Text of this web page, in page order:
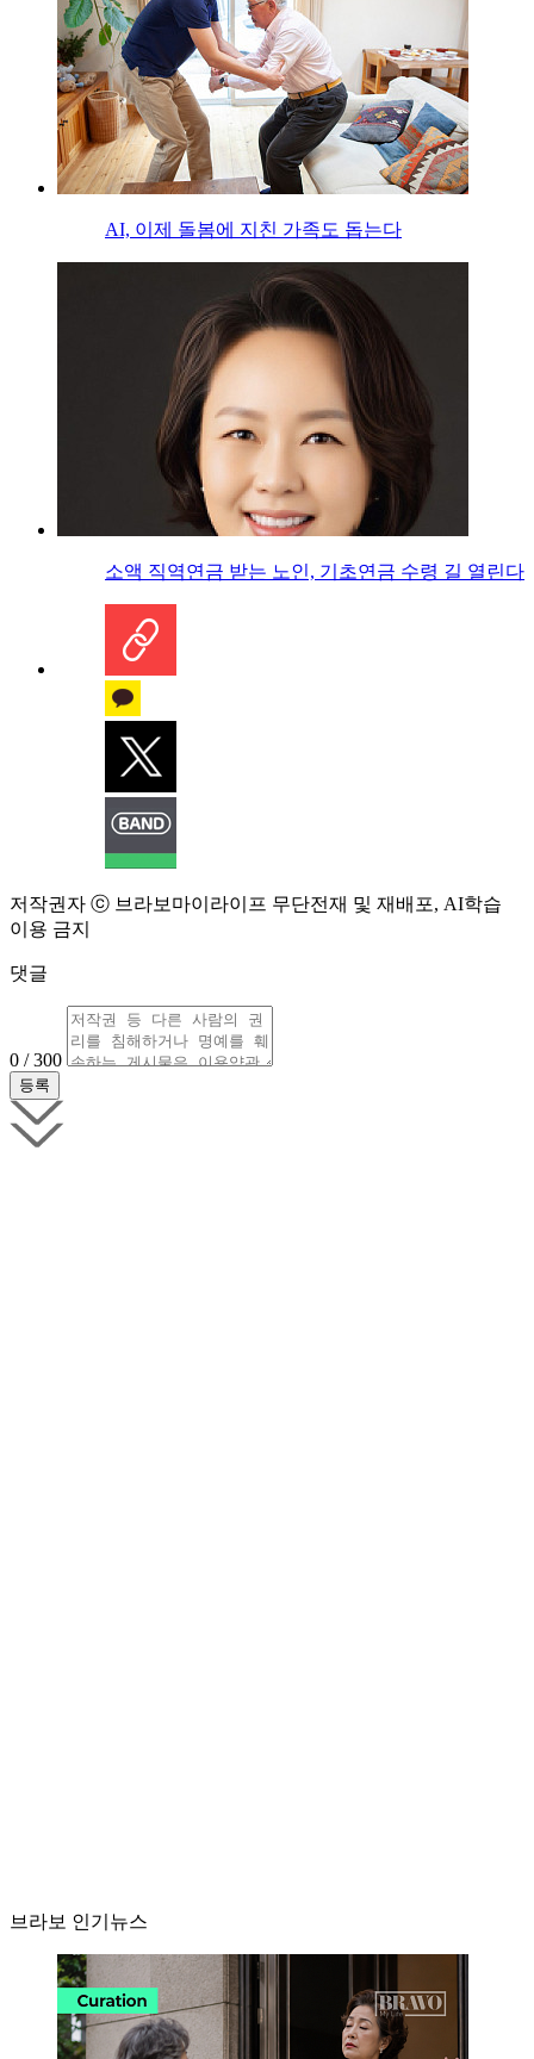
AI, 이제 돌봄에 지친 가족도 돕는다
소액 직역연금 받는 노인, 기초연금 수령 길 열린다
저작권자 ⓒ 브라보마이라이프 무단전재 및 재배포, AI학습
이용 금지
댓글
0 / 300
브라보 인기뉴스